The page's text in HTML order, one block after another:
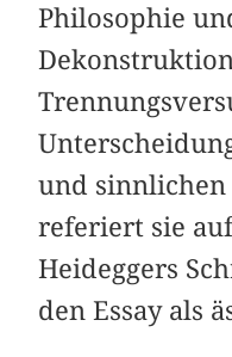
Philosophie
und
referiert sie
Heideggers
den Essay als